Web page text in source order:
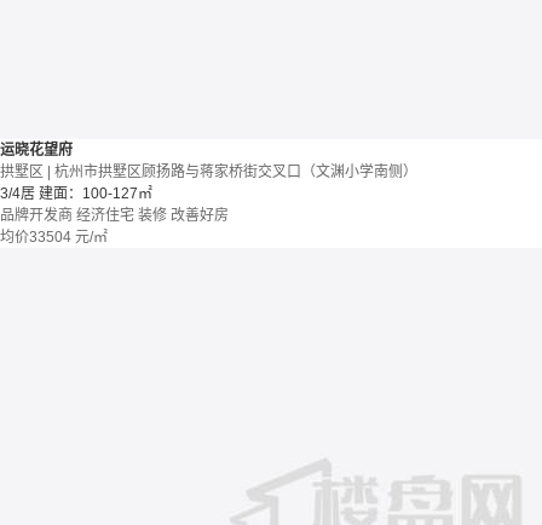
运晓花望府
拱墅区 | 杭州市拱墅区顾扬路与蒋家桥街交叉口（文渊小学南侧）
3/4居 建面：100-127㎡
品牌开发商 经济住宅 装修 改善好房
均价33504 元/㎡